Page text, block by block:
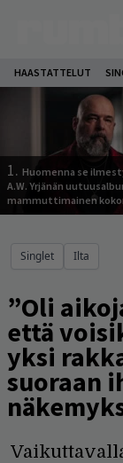
HAASTATTELUT
1. Huomenna se
A.W. Yrjänän
mammuttimainen
Singlet Ilta
”Oli
että
yksi
suoraan